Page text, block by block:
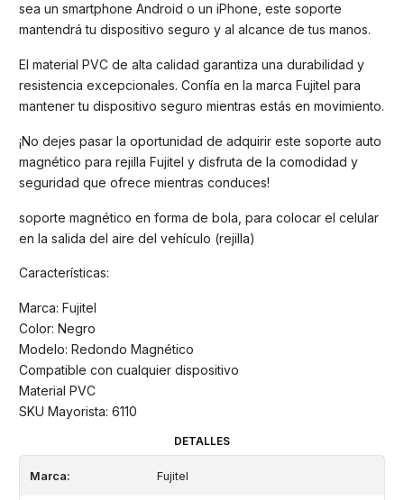
sea un smartphone Android o un iPhone, este soporte
mantendrá tu dispositivo seguro y al alcance de tus manos.
El material PVC de alta calidad garantiza una durabilidad y
resistencia excepcionales. Confía en la marca Fujitel para
mantener tu dispositivo seguro mientras estás en movimiento.
¡No dejes pasar la oportunidad de adquirir este soporte auto
magnético para rejilla Fujitel y disfruta de la comodidad y
seguridad que ofrece mientras conduces!
soporte magnético en forma de bola, para colocar el celular
en la salida del aire del vehículo (rejilla)
Características:
Marca: Fujitel
Color: Negro
Modelo: Redondo Magnético
Compatible con cualquier dispositivo
Material PVC
SKU Mayorista: 6110
DETALLES
Marca: Fujitel